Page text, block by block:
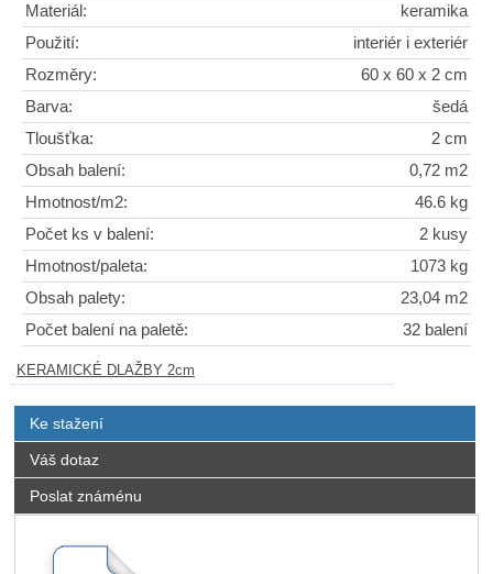
Materiál:
keramika
Použití:
interiér i exteriér
Rozměry:
60 x 60 x 2 cm
Barva:
šedá
Tloušťka:
2 cm
Obsah balení:
0,72 m2
Hmotnost/m2:
46.6 kg
Počet ks v balení:
2 kusy
Hmotnost/paleta:
1073 kg
Obsah palety:
23,04 m2
Počet balení na paletě:
32 balení
KERAMICKÉ DLAŽBY 2cm
Ke stažení
Váš dotaz
Poslat známénu